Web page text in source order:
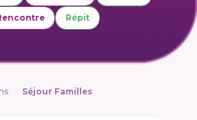
Répit
Séjour Familles